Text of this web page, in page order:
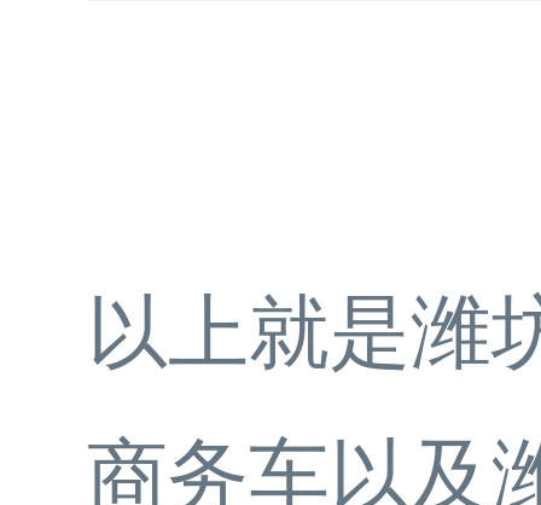
以上就是潍
商务车以及